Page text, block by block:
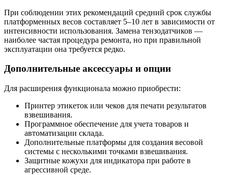
При соблюдении этих рекомендаций средний срок службы
платформенных весов составляет 5–10 лет в зависимости от
интенсивности использования. Замена тензодатчиков —
наиболее частая процедура ремонта, но при правильной
эксплуатации она требуется редко.
Дополнительные аксессуары и опции
Для расширения функционала можно приобрести:
Принтер этикеток или чеков для печати результатов
взвешивания.
Программное обеспечение для учета товаров и
автоматизации склада.
Дополнительные платформы для создания весовой
системы с несколькими точками взвешивания.
Защитные кожухи для индикатора при работе в
агрессивной среде.